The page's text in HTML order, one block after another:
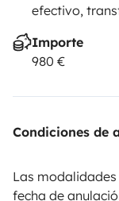
efectivo,
Importe
980 €
Condiciones de
Las
fecha de